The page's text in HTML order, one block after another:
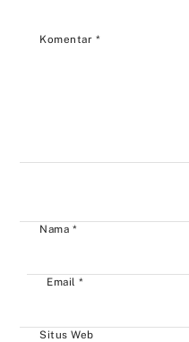
Komentar *
Nama *
Email*
Situs Web